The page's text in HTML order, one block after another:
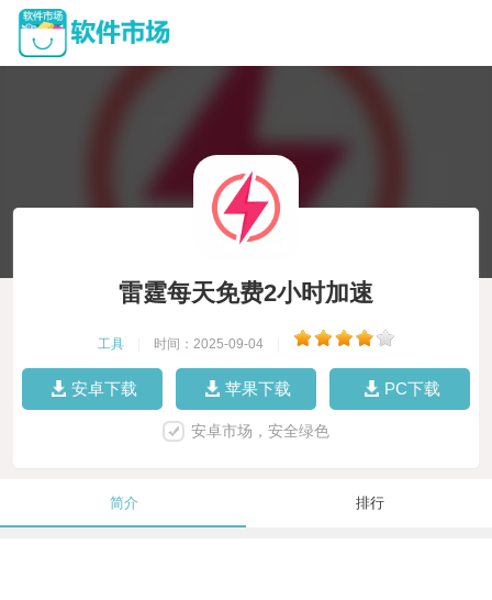
雷霆每天免费2小时加速
工具 时间：2025-09-04
安卓下载 苹果下载 PC下载
安卓市场，安全绿色
简介 排行